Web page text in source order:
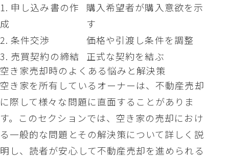
1. 申し込み書の作
成
購入希望者が購入意欲を示
す
2. 条件交渉
価格や引渡し条件を調整
3. 売買契約の締結
正式な契約を結ぶ
空き家売却時のよくある悩みと解決策
空き家を所有しているオーナーは、不動産売却
に際して様々な問題に直面することがありま
す。このセクションでは、空き家の売却におけ
る一般的な問題とその解決策について詳しく説
明し、読者が安心して不動産売却を進められる